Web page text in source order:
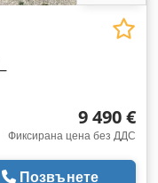
9 490 €
Фиксирана цена без ДДС
Позвънете